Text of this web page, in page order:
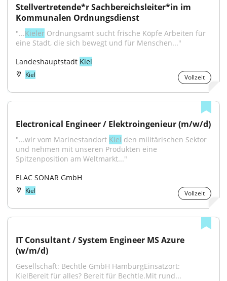
Stellvertretende*r Sachbereichsleiter*in im
Kommunalen Ordnungsdienst
"...Kieler Ordnungsamt sucht frische Köpfe Arbeiten für
eine Stadt, die sich bewegt und für Menschen..."
Landeshauptstadt Kiel
Kiel Vollzeit
Electronical Engineer / Elektroingenieur (m/w/d)
"...wir vom Marinestandort Kiel den militärischen Sektor
und nehmen mit unseren Produkten eine
Spitzenposition am Weltmarkt..."
ELAC SONAR GmbH
Kiel Vollzeit
IT Consultant / System Engineer MS Azure
(w/m/d)
Gesellschaft: Bechtle GmbH HamburgEinsatzort:
KielBereit für alles? Bereit für Bechtle.Mit rund...